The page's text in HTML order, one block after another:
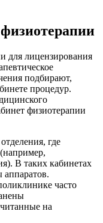
для лицензирования
подбирают,
процедур.
физиотерапии
где
В таких кабинетах
аппаратов.
часто
на